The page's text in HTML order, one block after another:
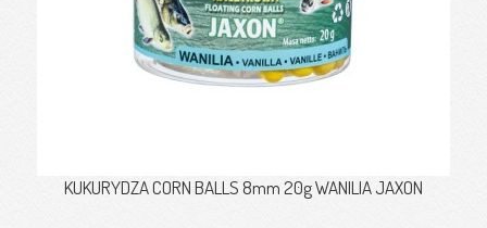
KUKURYDZA CORN BALLS 8mm 20g WANILIA JAXON